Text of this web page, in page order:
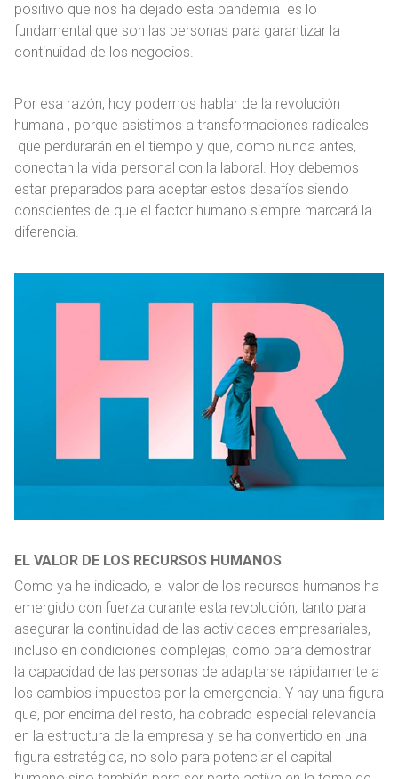
positivo que nos ha dejado esta pandemia es lo
fundamental que son las personas para garantizar la
continuidad de los negocios.
Por esa razón, hoy podemos hablar de la revolución
humana , porque asistimos a transformaciones radicales
que perdurarán en el tiempo y que, como nunca antes,
conectan la vida personal con la laboral. Hoy debemos
estar preparados para aceptar estos desafíos siendo
conscientes de que el factor humano siempre marcará la
diferencia.
EL VALOR DE LOS RECURSOS HUMANOS
Como ya he indicado, el valor de los recursos humanos ha
emergido con fuerza durante esta revolución, tanto para
asegurar la continuidad de las actividades empresariales,
incluso en condiciones complejas, como para demostrar
la capacidad de las personas de adaptarse rápidamente a
los cambios impuestos por la emergencia. Y hay una figura
que, por encima del resto, ha cobrado especial relevancia
en la estructura de la empresa y se ha convertido en una
figura estratégica, no solo para potenciar el capital